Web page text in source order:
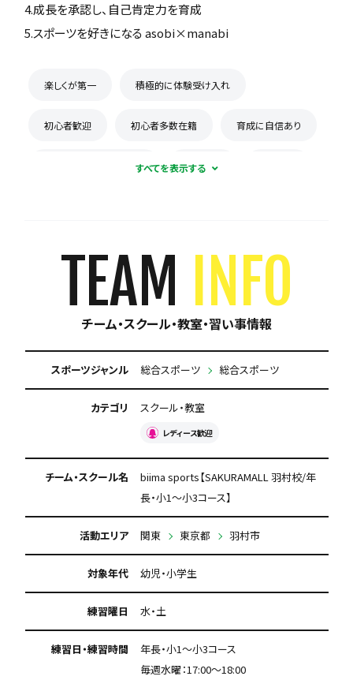
4.成長を承認し、自己肯定力を育成
5.スポーツを好きになる asobi×manabi
楽しくが第一 積極的に体験受け入れ
初心者歓迎 初心者多数在籍 育成に自信あり
コーチとの距離感が近い 少数精鋭
初回購入品あり 保護者の当番なし
TEAM INFO
チーム・スクール・教室・習い事情報
スポーツジャンル 総合スポーツ 総合スポーツ
カテゴリ スクール・教室
レディース歓迎
チーム・スクール名
biima sports【SAKURAMALL 羽村校/年
長・小1～小3コース】
活動エリア 関東 東京都 羽村市
対象年代 幼児・小学生
練習曜日 水・土
練習日・練習時間
年長・小1～小3コース
毎週水曜：17:00〜18:00